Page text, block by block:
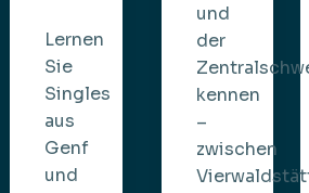
Lernen
Sie
Singles
aus
Genf
und
und
der
kennen
–
zwischen